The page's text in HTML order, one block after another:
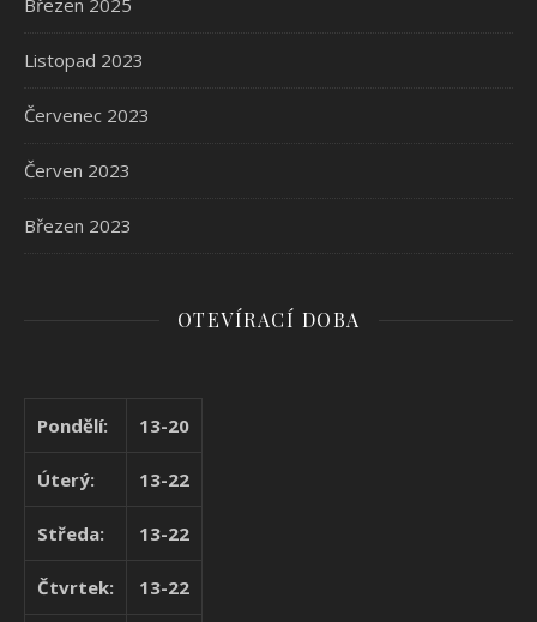
Březen 2025
Listopad 2023
Červenec 2023
Červen 2023
Březen 2023
OTEVÍRACÍ DOBA
Pondělí: 13-20
Úterý: 13-22
Středa: 13-22
Čtvrtek: 13-22